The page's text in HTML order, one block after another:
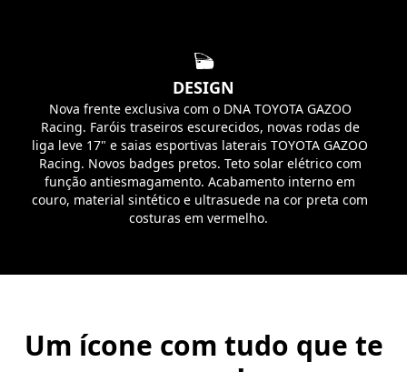
DESIGN
Nova frente exclusiva com o DNA TOYOTA GAZOO
Racing. Faróis traseiros escurecidos, novas rodas de
liga leve 17" e saias esportivas laterais TOYOTA GAZOO
Racing. Novos badges pretos. Teto solar elétrico com
função antiesmagamento. Acabamento interno em
couro, material sintético e ultrasuede na cor preta com
costuras em vermelho.
Um ícone com tudo que te